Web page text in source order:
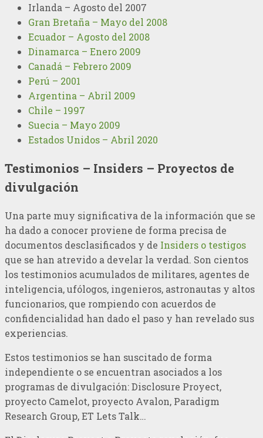
Irlanda – Agosto del 2007
Gran Bretaña – Mayo del 2008
Ecuador – Agosto del 2008
Dinamarca – Enero 2009
Canadá – Febrero 2009
Perú – 2001
Argentina – Abril 2009
Chile – 1997
Suecia – Mayo 2009
Estados Unidos – Abril 2020
Testimonios – Insiders – Proyectos de
divulgación
Una parte muy significativa de la información que se
ha dado a conocer proviene de forma precisa de
documentos desclasificados y de Insiders o testigos
que se han atrevido a develar la verdad. Son cientos
los testimonios acumulados de militares, agentes de
inteligencia, ufólogos, ingenieros, astronautas y altos
funcionarios, que rompiendo con acuerdos de
confidencialidad han dado el paso y han revelado sus
experiencias.
Estos testimonios se han suscitado de forma
independiente o se encuentran asociados a los
programas de divulgación: Disclosure Proyect,
proyecto Camelot, proyecto Avalon, Paradigm
Research Group, ET Lets Talk…